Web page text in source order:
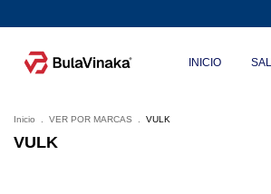
INICIO
Inicio VER POR MARCAS VULK
VULK